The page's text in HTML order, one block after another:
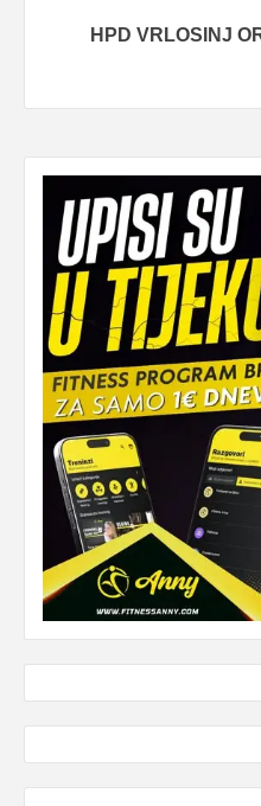
HPD VRLOSINJ